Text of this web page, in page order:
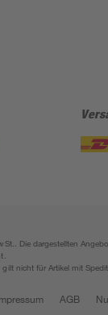
Die dargestellten
nicht für Artikel mit
AGB